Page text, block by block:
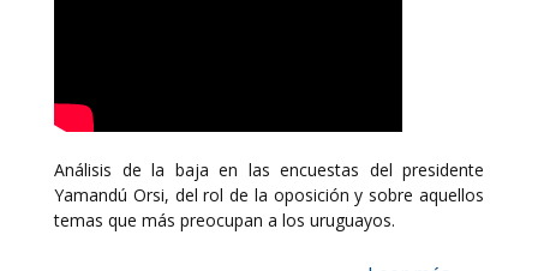
Análisis de la baja en las encuestas del presidente
Yamandú Orsi, del rol de la oposición y sobre aquellos
temas que más preocupan a los uruguayos.